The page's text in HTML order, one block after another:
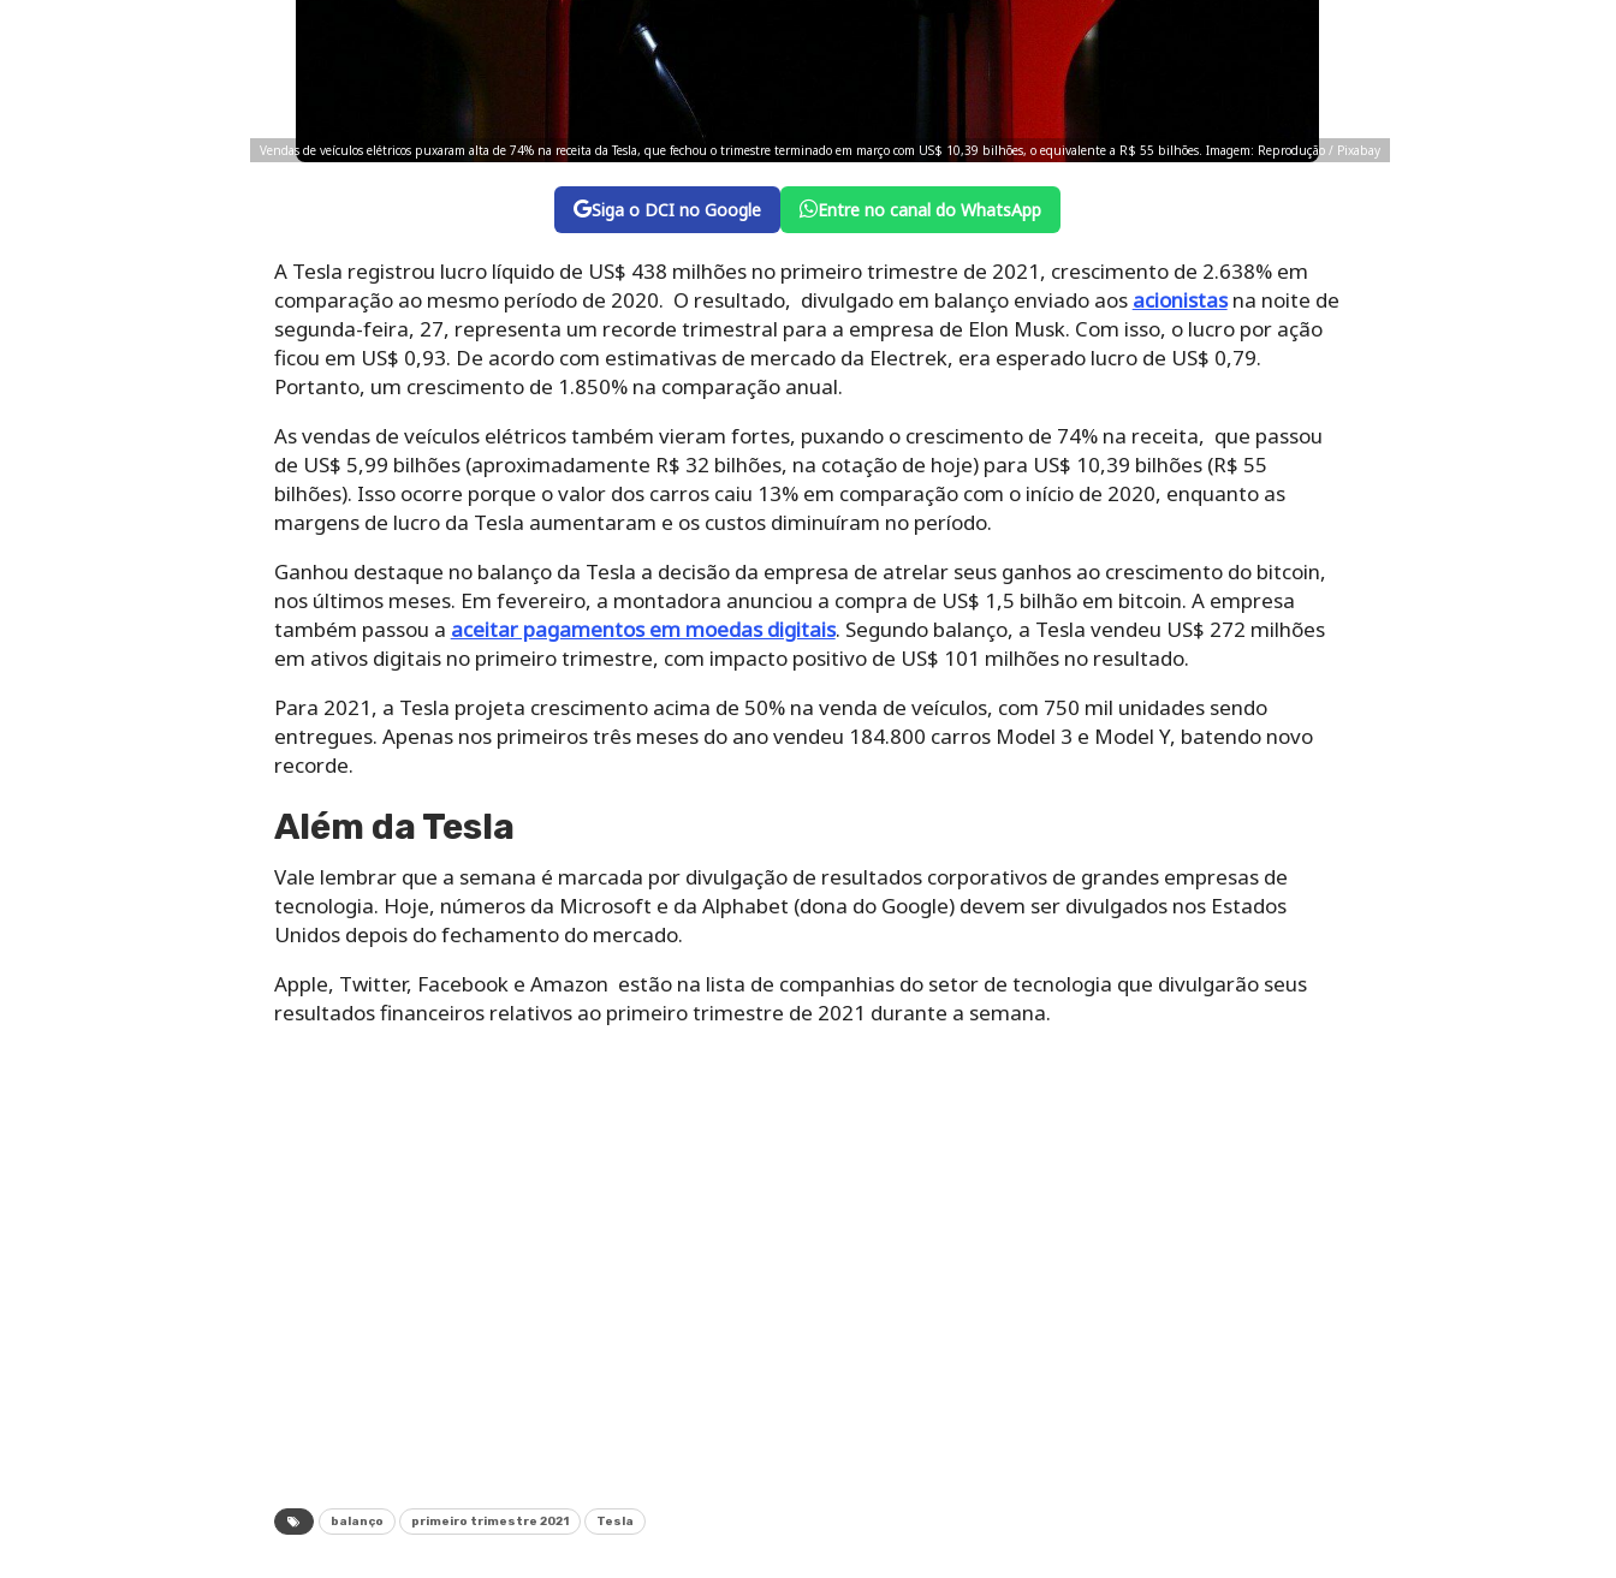
Vendas de veículos elétricos puxaram alta de 74% na receita da Tesla, que fechou o trimestre terminado em março com US$ 10,39 bilhões, o equivalente a R$ 55 bilhões. Imagem: Reprodução / Pixabay
Siga o DCI no Google Entre no canal do WhatsApp
A Tesla registrou lucro líquido de US$ 438 milhões no primeiro trimestre de 2021, crescimento de 2.638% em
comparação ao mesmo período de 2020. O resultado, divulgado em balanço enviado aos acionistasna noite de
segunda-feira, 27, representa um recorde trimestral para a empresa de Elon Musk. Com isso, o lucro por ação
ficou em US$ 0,93. De acordo com estimativas de mercado da Electrek, era esperado lucro de US$ 0,79.
Portanto, um crescimento de 1.850% na comparação anual.
As vendas de veículos elétricos também vieram fortes, puxando o crescimento de 74% na receita, que passou
de US$ 5,99 bilhões (aproximadamente R$ 32 bilhões, na cotação de hoje) para US$ 10,39 bilhões (R$ 55
bilhões). Isso ocorre porque o valor dos carros caiu 13% em comparação com o início de 2020, enquanto as
margens de lucro da Tesla aumentaram e os custos diminuíram no período.
Ganhou destaque no balanço da Tesla a decisão da empresa de atrelar seus ganhos ao crescimento do bitcoin,
nos últimos meses. Em fevereiro, a montadora anunciou a compra de US$ 1,5 bilhão em bitcoin. A empresa
também passou a aceitar pagamentos em moedas digitais. Segundo balanço, a Tesla vendeu US$ 272 milhões
em ativos digitais no primeiro trimestre, com impacto positivo de US$ 101 milhões no resultado.
Para 2021, a Tesla projeta crescimento acima de 50% na venda de veículos, com 750 mil unidades sendo
entregues. Apenas nos primeiros três meses do ano vendeu 184.800 carros Model 3 e Model Y, batendo novo
recorde.
Além da Tesla
Vale lembrar que a semana é marcada por divulgação de resultados corporativos de grandes empresas de
tecnologia. Hoje, números da Microsoft e da Alphabet (dona do Google) devem ser divulgados nos Estados
Unidos depois do fechamento do mercado.
Apple, Twitter, Facebook e Amazon estão na lista de companhias do setor de tecnologia que divulgarão seus
resultados financeiros relativos ao primeiro trimestre de 2021 durante a semana.
balanço primeiro trimestre 2021 Tesla